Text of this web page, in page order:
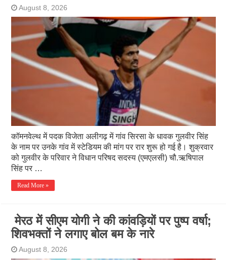
August 8, 2026
कॉमनवेल्थ में पदक विजेता अलीगढ़ में गांव सिरसा के धावक गुलवीर सिंह
के नाम पर उनके गांव में स्टेडियम की मांग पर रार शुरू हो गई है। शुक्रवार
को गुलवीर के परिवार ने विधान परिषद सदस्य (एमएलसी) चौ.ऋषिपाल
सिंह पर …
Read More »
मेरठ में सीएम योगी ने की कांवड़ियों पर पुष्प वर्षा;
शिवभक्तों ने लगाए बोल बम के नारे
August 8, 2026